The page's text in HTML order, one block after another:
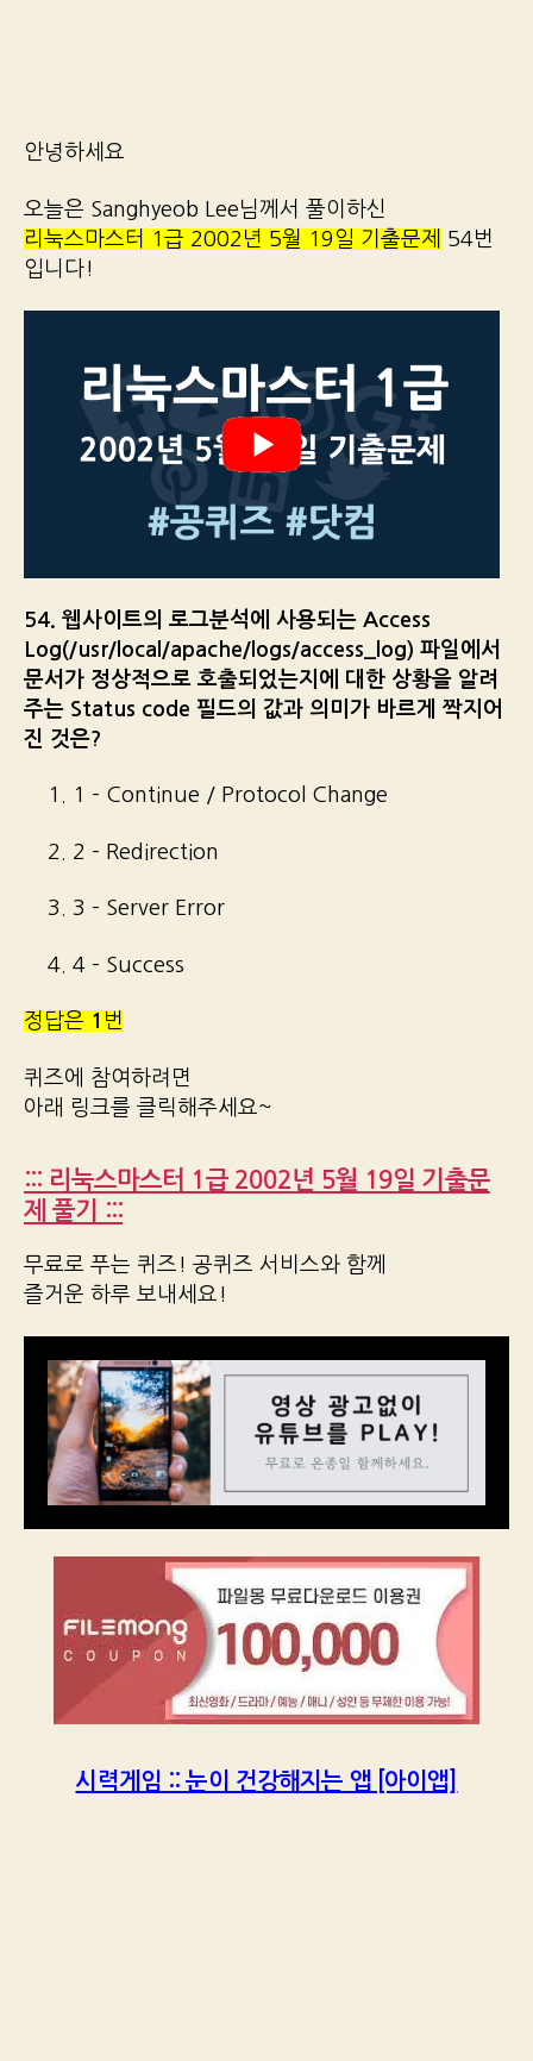
안녕하세요
오늘은 Sanghyeob Lee님께서 풀이하신
리눅스마스터 1급 2002년 5월 19일 기출문제
54번
입니다!
54. 웹사이트의 로그분석에 사용되는 Access
Log(/usr/local/apache/logs/access_log) 파일에서
문서가 정상적으로 호출되었는지에 대한 상황을 알려
주는 Status code 필드의 값과 의미가 바르게 짝지어
진 것은?
1. 1 – Continue / Protocol Change
2. 2 – Redirection
3. 3 – Server Error
4. 4 – Success
정답은 1 번
퀴즈에 참여하려면
아래 링크를 클릭해주세요~
::: 리눅스마스터 1급 2002년 5월 19일 기출문
제 풀기 :::
무료로 푸는 퀴즈! 공퀴즈 서비스와 함께
즐거운 하루 보내세요!
시력게임 :: 눈이 건강해지는 앱 [아이앱]